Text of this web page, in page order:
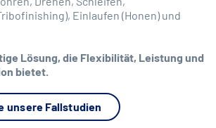
Einlaufen (Honen) und
Lösung, die Flexibilität, Leistung und
bietet.
unsere Fallstudien